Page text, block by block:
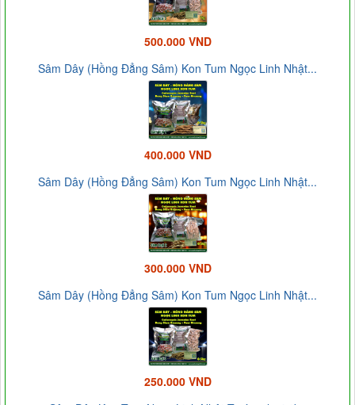
500.000 VND
Sâm Dây (Hồng Đẳng Sâm) Kon Tum Ngọc Linh Nhật...
400.000 VND
Sâm Dây (Hồng Đẳng Sâm) Kon Tum Ngọc Linh Nhật...
300.000 VND
Sâm Dây (Hồng Đẳng Sâm) Kon Tum Ngọc Linh Nhật...
250.000 VND